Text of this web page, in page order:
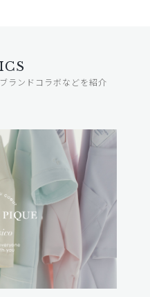
ランドコラボなどを紹介